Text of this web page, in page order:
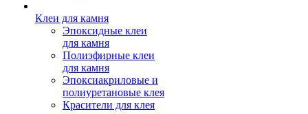
Клеи для камня
Эпоксидные клеи
для камня
Полиэфирные клеи
для камня
Эпоксиакриловые и
полиуретановые клея
Красители для клея